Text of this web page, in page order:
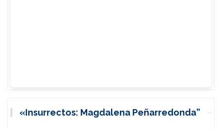
«Insurrectos: Magdalena Peñarredonda”